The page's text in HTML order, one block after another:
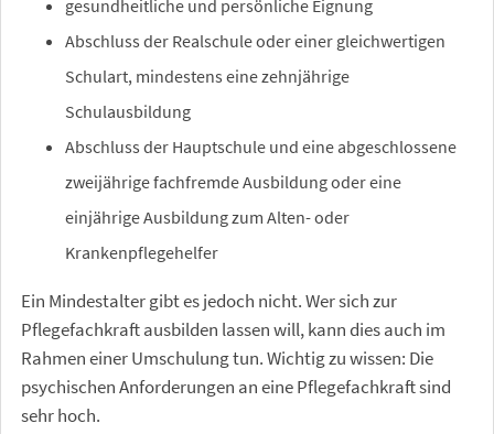
gesundheitliche und persönliche Eignung
Abschluss der Realschule oder einer gleichwertigen
Schulart, mindestens eine zehnjährige
Schulausbildung
Abschluss der Hauptschule und eine abgeschlossene
zweijährige fachfremde Ausbildung oder eine
einjährige Ausbildung zum Alten- oder
Krankenpflegehelfer
Ein Mindestalter gibt es jedoch nicht. Wer sich zur
Pflegefachkraft ausbilden lassen will, kann dies auch im
Rahmen einer Umschulung tun. Wichtig zu wissen: Die
psychischen Anforderungen an eine Pflegefachkraft sind
sehr hoch.